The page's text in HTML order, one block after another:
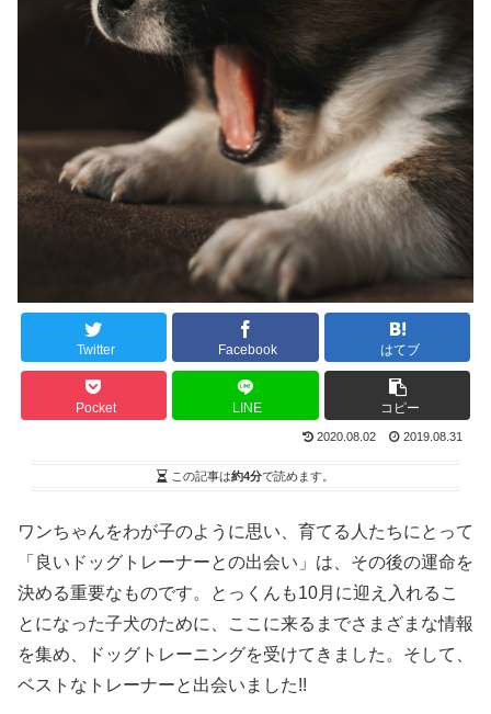
Twitter Facebook はてブ
Pocket LINE コピー
2020.08.02 2019.08.31
この記事は約4分で読めます。
ワンちゃんをわが子のように思い、育てる人たちにとって
「良いドッグトレーナーとの出会い」は、その後の運命を
決める重要なものです。とっくんも10月に迎え入れるこ
とになった子犬のために、ここに来るまでさまざまな情報
を集め、ドッグトレーニングを受けてきました。そして、
ベストなトレーナーと出会いました!!